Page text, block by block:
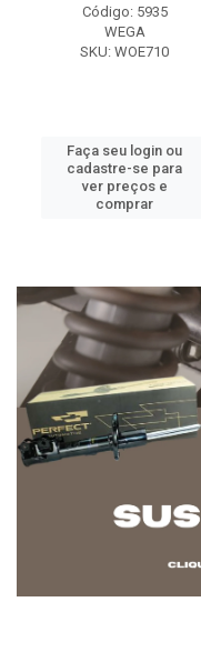
Código: 5935
WEGA
SKU: WOE710
Faça seu login ou
cadastre-se para
ver preços e
comprar